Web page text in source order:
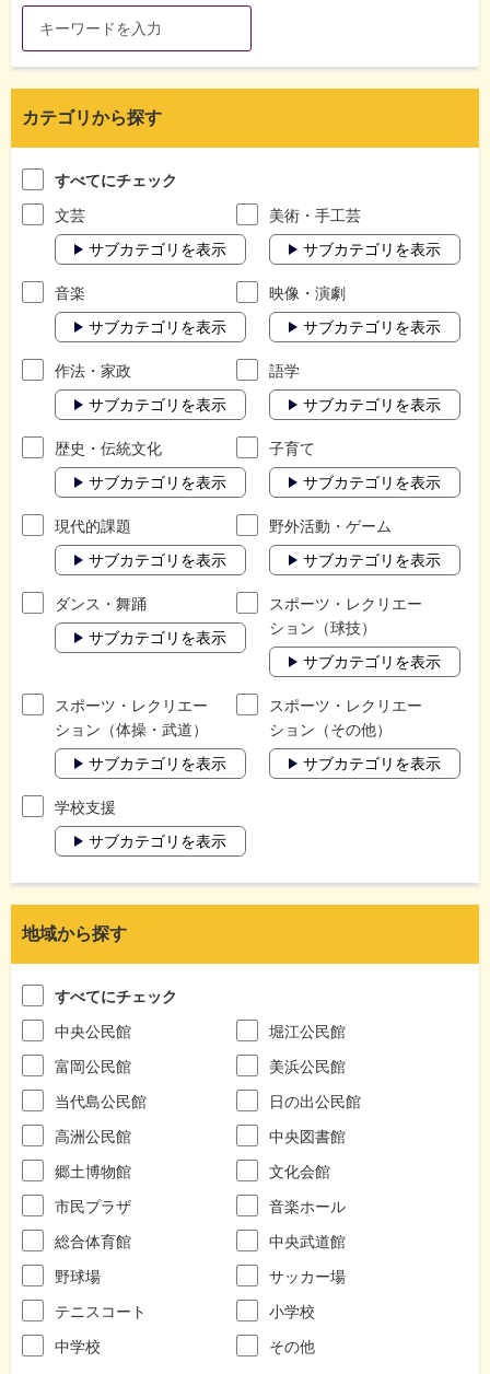
カテゴリから探す
すべてにチェック
文芸
サブカテゴリを表示
美術・手工芸
サブカテゴリを表示
音楽
サブカテゴリを表示
映像・演劇
サブカテゴリを表示
作法・家政
サブカテゴリを表示
語学
サブカテゴリを表示
歴史・伝統文化
サブカテゴリを表示
子育て
サブカテゴリを表示
現代的課題
サブカテゴリを表示
野外活動・ゲーム
サブカテゴリを表示
ダンス・舞踊
サブカテゴリを表示
スポーツ・レクリエー
ション（球技）
サブカテゴリを表示
スポーツ・レクリエー
ション（体操・武道）
サブカテゴリを表示
スポーツ・レクリエー
ション（その他）
サブカテゴリを表示
学校支援
サブカテゴリを表示
地域から探す
すべてにチェック
中央公民館
堀江公民館
富岡公民館
美浜公民館
当代島公民館
日の出公民館
高洲公民館
中央図書館
郷土博物館
文化会館
市民プラザ
音楽ホール
総合体育館
中央武道館
野球場
サッカー場
テニスコート
小学校
中学校
その他